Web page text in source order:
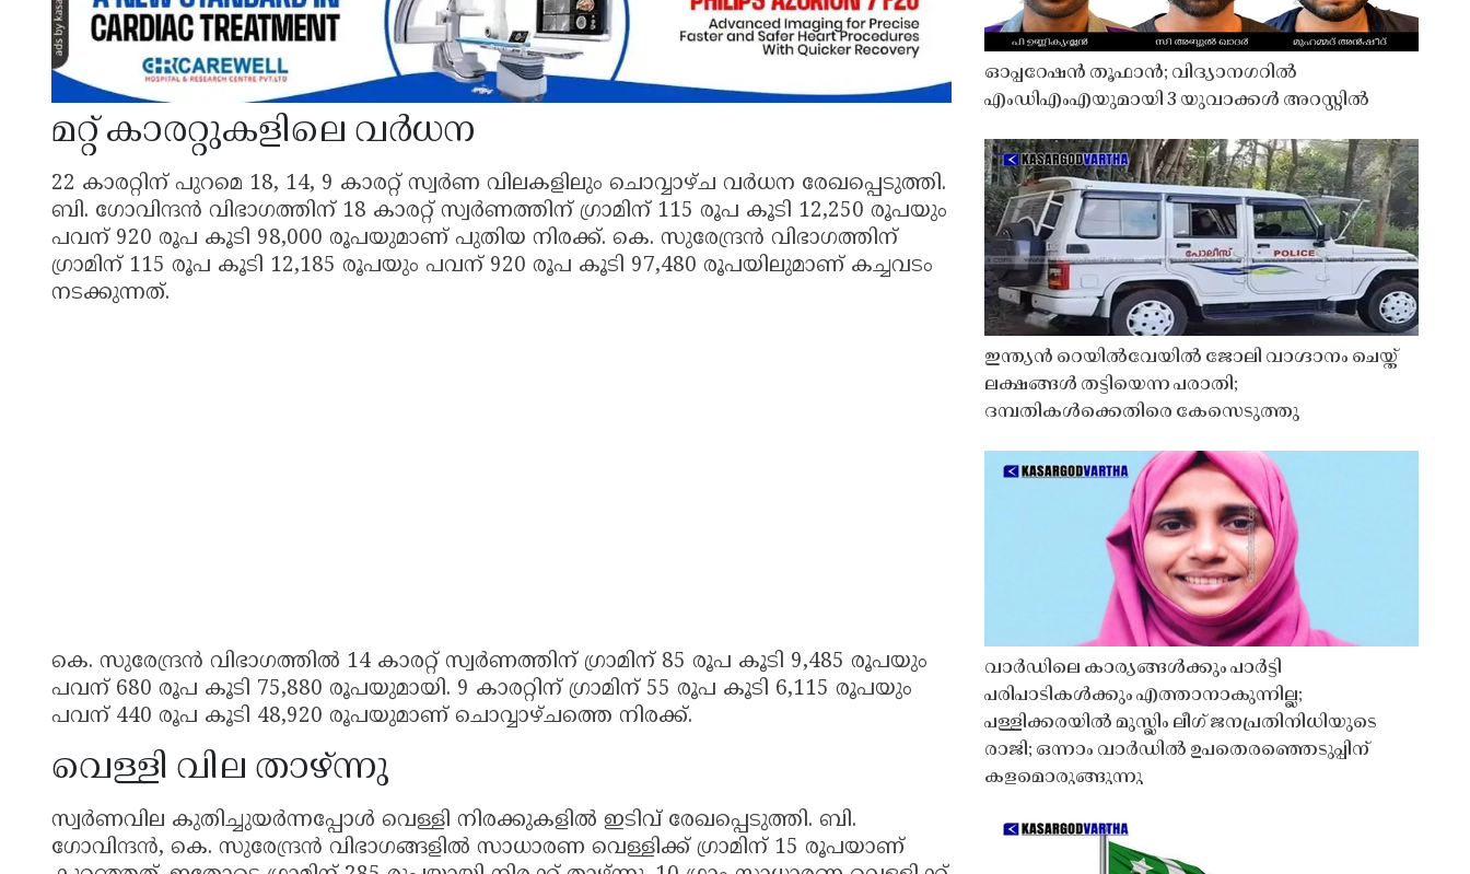
മറ്റ് കാരറ്റുകളിലെ വർധന
22 കാരറ്റിന് പുറമെ 18, 14, 9 കാരറ്റ് സ്വർണ വിലകളിലും ചൊവ്വാഴ്ച വർധന രേഖപ്പെടുത്തി.
ബി. ഗോവിന്ദൻ വിഭാഗത്തിന് 18 കാരറ്റ് സ്വർണത്തിന് ഗ്രാമിന് 115 രൂപ കൂടി 12,250 രൂപയും
പവന് 920 രൂപ കൂടി 98,000 രൂപയുമാണ് പുതിയ നിരക്ക്. കെ. സുരേന്ദ്രൻ വിഭാഗത്തിന്
ഗ്രാമിന് 115 രൂപ കൂടി 12,185 രൂപയും പവന് 920 രൂപ കൂടി 97,480 രൂപയിലുമാണ് കച്ചവടം
നടക്കുന്നത്.
കെ. സുരേന്ദ്രൻ വിഭാഗത്തിൽ 14 കാരറ്റ് സ്വർണത്തിന് ഗ്രാമിന് 85 രൂപ കൂടി 9,485 രൂപയും
പവന് 680 രൂപ കൂടി 75,880 രൂപയുമായി. 9 കാരറ്റിന് ഗ്രാമിന് 55 രൂപ കൂടി 6,115 രൂപയും
പവന് 440 രൂപ കൂടി 48,920 രൂപയുമാണ് ചൊവ്വാഴ്ചത്തെ നിരക്ക്.
വെള്ളി വില താഴ്ന്നു
സ്വർണവില കുതിച്ചുയർന്നപ്പോൾ വെള്ളി നിരക്കുകളിൽ ഇടിവ് രേഖപ്പെടുത്തി. ബി.
ഗോവിന്ദൻ, കെ. സുരേന്ദ്രൻ വിഭാഗങ്ങളിൽ സാധാരണ വെള്ളിക്ക് ഗ്രാമിന് 15 രൂപയാണ്
ഓപ്പറേഷൻ തൂഫാൻ; വിദ്യാനഗറിൽ
എംഡിഎംഎയുമായി 3 യുവാക്കൾ അറസ്റ്റിൽ
ഇന്ത്യൻ റെയിൽവേയിൽ ജോലി വാഗ്ദാനം ചെയ്ത്
ലക്ഷങ്ങൾ തട്ടിയെന്ന പരാതി;
ദമ്പതികൾക്കെതിരെ കേസെടുത്തു
വാർഡിലെ കാര്യങ്ങൾക്കും പാർട്ടി
പരിപാടികൾക്കും എത്താനാകുന്നില്ല;
പള്ളിക്കരയിൽ മുസ്ലിം ലീഗ് ജനപ്രതിനിധിയുടെ
രാജി; ഒന്നാം വാർഡിൽ ഉപതെരഞ്ഞെടുപ്പിന്
കളമൊരുങ്ങുന്നു